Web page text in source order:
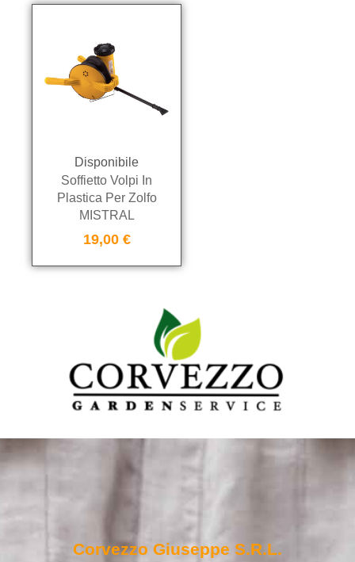
Disponibile
Soffietto Volpi In
Plastica Per Zolfo
MISTRAL
19,00 €
Corvezzo Giuseppe S.r.l.